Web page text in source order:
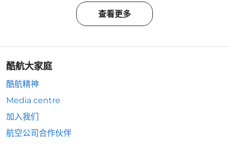
查看更多
酷航大家庭
酷航精神
Media centre
加入我们
航空公司合作伙伴